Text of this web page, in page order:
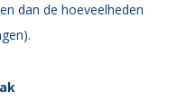
dan de hoeveelheden